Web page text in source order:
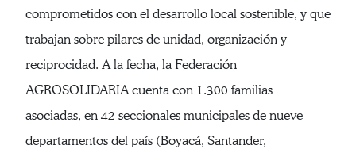
comprometidos con el desarrollo local sostenible, y que
trabajan sobre pilares de unidad, organización y
reciprocidad. A la fecha, la Federación
AGROSOLIDARIA cuenta con 1.300 familias
asociadas, en 42 seccionales municipales de nueve
departamentos del país (Boyacá, Santander,